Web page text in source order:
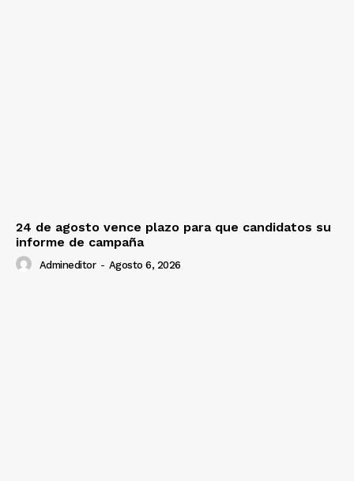
24 de agosto vence plazo para que candidatos su
informe de campaña
Admineditor - Agosto 6, 2026